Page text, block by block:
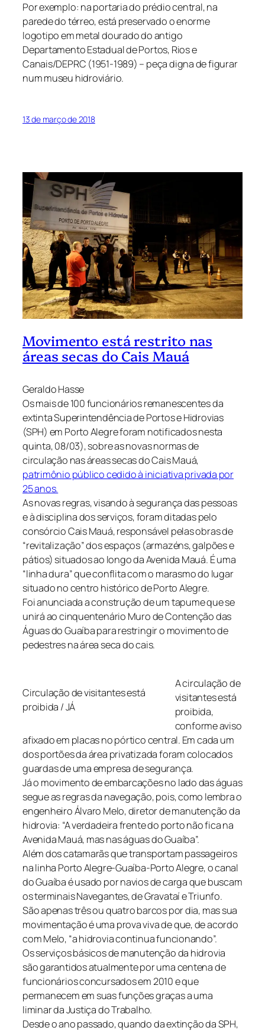
Por exemplo: na portaria do prédio central, na
parede do térreo, está preservado o enorme
logotipo em metal dourado do antigo
Departamento Estadual de Portos, Rios e
Canais/DEPRC (1951-1989) – peça digna de figurar
num museu hidroviário.
13 de março de 2018
Movimento está restrito nas
áreas secas do Cais Mauá
Geraldo Hasse
Os mais de 100 funcionários remanescentes da
extinta Superintendência de Portos e Hidrovias
(SPH) em Porto Alegre foram notificados nesta
quinta, 08/03), sobre as novas normas de
circulação nas áreas secas do Cais Mauá,
patrimônio público cedido à iniciativa privada por
25 anos.
As novas regras, visando à segurança das pessoas
e à disciplina dos serviços, foram ditadas pelo
consórcio Cais Mauá, responsável pelas obras de
“revitalização” dos espaços (armazéns, galpões e
pátios) situados ao longo da Avenida Mauá. É uma
“linha dura” que conflita com o marasmo do lugar
situado no centro histórico de Porto Alegre.
Foi anunciada a construção de um tapume que se
unirá ao cinquentenário Muro de Contenção das
Águas do Guaíba para restringir o movimento de
pedestres na área seca do cais.
Circulação de visitantes está
proibida / JÁ
A circulação de
visitantes está
proibida,
conforme aviso
afixado em placas no pórtico central. Em cada um
dos portões da área privatizada foram colocados
guardas de uma empresa de segurança.
Já o movimento de embarcações no lado das águas
segue as regras da navegação, pois, como lembra o
engenheiro Álvaro Melo, diretor de manutenção da
hidrovia: “A verdadeira frente do porto não fica na
Avenida Mauá, mas nas águas do Guaíba”.
Além dos catamarãs que transportam passageiros
na linha Porto Alegre-Guaíba-Porto Alegre, o canal
do Guaíba é usado por navios de carga que buscam
os terminais Navegantes, de Gravataí e Triunfo.
São apenas três ou quatro barcos por dia, mas sua
movimentação é uma prova viva de que, de acordo
com Melo, “a hidrovia continua funcionando”.
Os serviços básicos de manutenção da hidrovia
são garantidos atualmente por uma centena de
funcionários concursados em 2010 e que
permanecem em suas funções graças a uma
liminar da Justiça do Trabalho.
Desde o ano passado, quando da extinção da SPH,